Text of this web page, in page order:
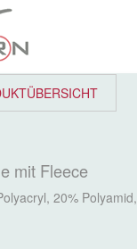
mit Fleece
20% Polyamid,